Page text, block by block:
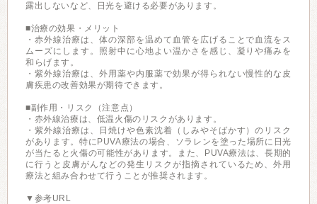
露出しないなど、日光を避ける必要があります。
■治療の効果・メリット
・赤外線治療は、体の深部を温めて血管を広げることで血流をス
ムーズにします。照射中に心地よい温かさを感じ、凝りや痛みを
和らげます。
・紫外線治療は、外用薬や内服薬で効果が得られない慢性的な皮
膚疾患の改善効果が期待できます。
■副作用・リスク（注意点）
・赤外線治療は、低温火傷のリスクがあります。
・紫外線治療は、日焼けや色素沈着（しみやそばかす）のリスク
があります。特にPUVA療法の場合、ソラレンを塗った場所に日光
が当たると火傷の可能性があります。また、PUVA療法は、長期的
に行うと皮膚がんなどの発生リスクが指摘されているため、外用
療法と組み合わせて行うことが推奨されます。
▼参考URL